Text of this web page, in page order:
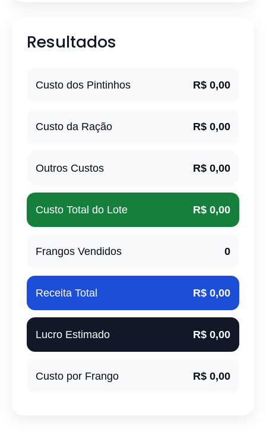
Resultados
Custo dos Pintinhos R$ 0,00
Custo da Ração R$ 0,00
Outros Custos R$ 0,00
Custo Total do Lote R$ 0,00
Frangos Vendidos 0
Receita Total R$ 0,00
Lucro Estimado R$ 0,00
Custo por Frango R$ 0,00